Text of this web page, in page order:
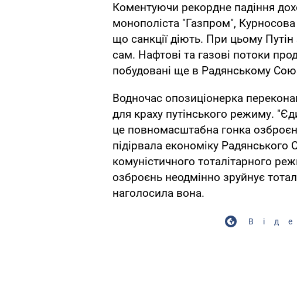
Коментуючи рекордне падіння
монополіста "Газпром",
що санкції діють. При цьому
сам. Нафтові та газові потоки
побудовані ще в Радянському
Водночас опозиціонерка
для краху путінського режиму.
це повномасштабна гонка
підірвала економіку
комуністичного тоталітарного
озброєнь неодмінно зруйнує
наголосила вона.